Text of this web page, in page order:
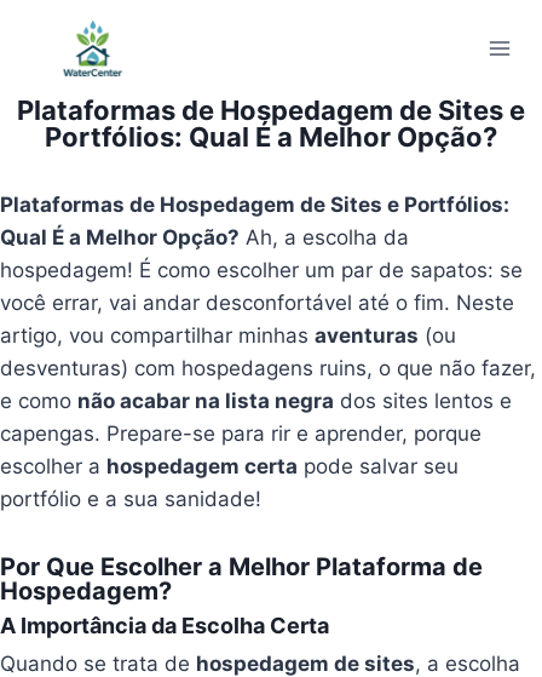
Conteúdo
Plataformas de Hospedagem de Sites e
Portfólios: Qual É a Melhor Opção?
Plataformas de Hospedagem de Sites e Portfólios:
Qual É a Melhor Opção? Ah, a escolha da
hospedagem! É como escolher um par de sapatos: se
você errar, vai andar desconfortável até o fim. Neste
artigo, vou compartilhar minhasaventuras (ou
desventuras) com hospedagens ruins, o que não fazer,
e como não acabar na lista negra dos sites lentos e
capengas. Prepare-se para rir e aprender, porque
escolher a hospedagem certa pode salvar seu
portfólio e a sua sanidade!
Por Que Escolher a Melhor Plataforma de
Hospedagem?
A Importância da Escolha Certa
Quando se trata de hospedagem de sites, a escolha